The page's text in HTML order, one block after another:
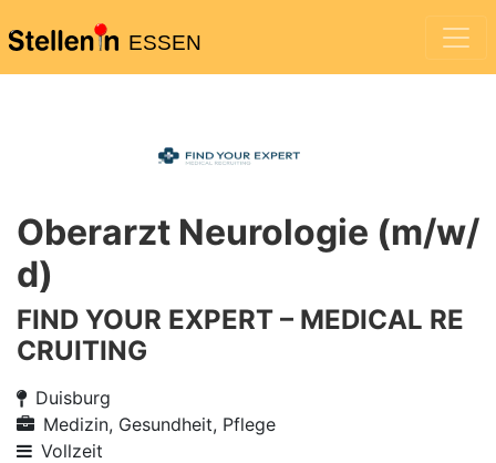
ESSEN
Oberarzt Neurologie (m/w/
d)
FIND YOUR EXPERT – MEDICAL RE
CRUITING
Duisburg
Medizin, Gesundheit, Pflege
Vollzeit